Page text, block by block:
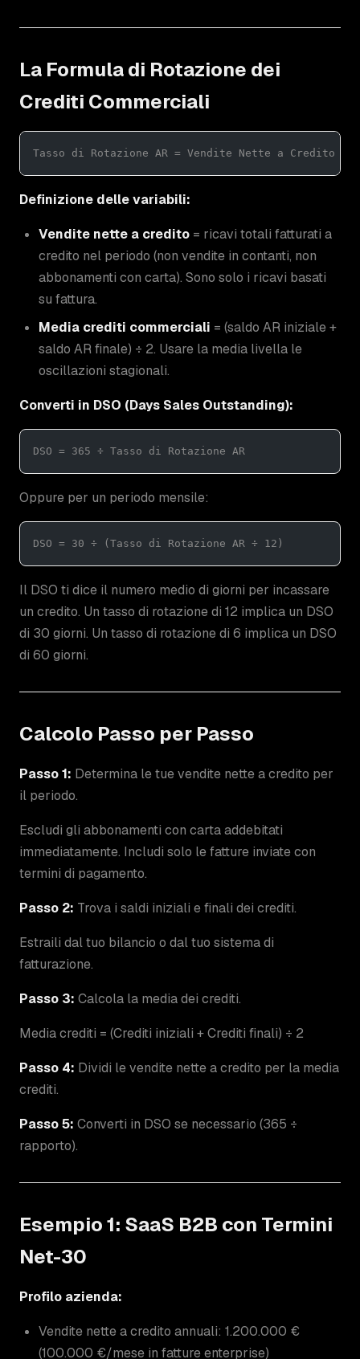
La Formula di Rotazione dei
Crediti Commerciali
Tasso di Rotazione AR = Vendite Nette a Credito ÷
Definizione delle variabili:
Vendite nette a credito = ricavi totali fatturati a
credito nel periodo (non vendite in contanti, non
abbonamenti con carta). Sono solo i ricavi basati
su fattura.
Media crediti commerciali = (saldo AR iniziale +
saldo AR finale) ÷ 2. Usare la media livella le
oscillazioni stagionali.
Converti in DSO (Days Sales Outstanding):
DSO = 365 ÷ Tasso di Rotazione AR
Oppure per un periodo mensile:
DSO = 30 ÷ (Tasso di Rotazione AR ÷ 12)
Il DSO ti dice il numero medio di giorni per incassare
un credito. Un tasso di rotazione di 12 implica un DSO
di 30 giorni. Un tasso di rotazione di 6 implica un DSO
di 60 giorni.
Calcolo Passo per Passo
Passo 1: Determina le tue vendite nette a credito per
il periodo.
Escludi gli abbonamenti con carta addebitati
immediatamente. Includi solo le fatture inviate con
termini di pagamento.
Passo 2: Trova i saldi iniziali e finali dei crediti.
Estraili dal tuo bilancio o dal tuo sistema di
fatturazione.
Passo 3: Calcola la media dei crediti.
Media crediti = (Crediti iniziali + Crediti finali) ÷ 2
Passo 4: Dividi le vendite nette a credito per la media
crediti.
Passo 5: Converti in DSO se necessario (365 ÷
rapporto).
Esempio 1: SaaS B2B con Termini
Net-30
Profilo azienda:
Vendite nette a credito annuali: 1.200.000 €
(100.000 €/mese in fatture enterprise)